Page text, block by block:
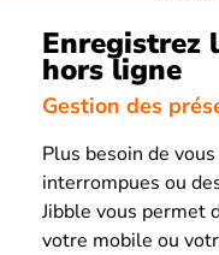
Enregistrez
hors ligne
Gestion des
Plus besoin de
interrompues ou
Jibble vous permet
votre mobile ou